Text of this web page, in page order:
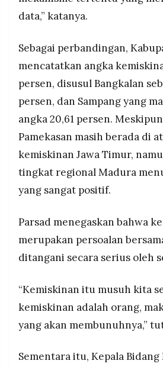
data,” katanya.
Sebagai perbandingan,
mencatatkan angka
persen, disusul Bangkalan
persen, dan Sampang yang
angka 20,61 persen.
Pamekasan masih berada di
kemiskinan Jawa Timur,
tingkat regional Madura
yang sangat positif.
Parsad menegaskan bahwa
merupakan persoalan
ditangani secara serius oleh
“Kemiskinan itu musuh kita
kemiskinan adalah orang,
yang akan membunuhnya,”
Sementara itu, Kepala Bidang